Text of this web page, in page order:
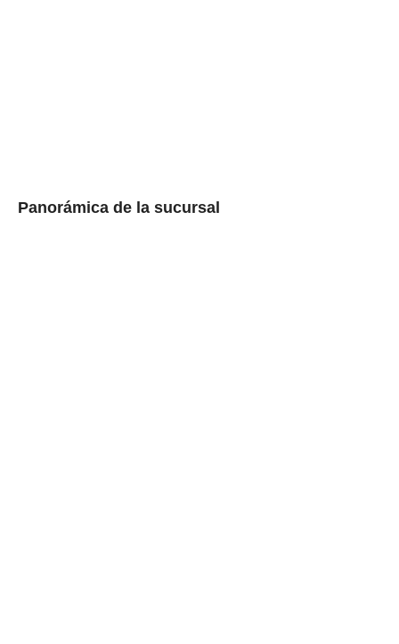
Panorámica de la sucursal